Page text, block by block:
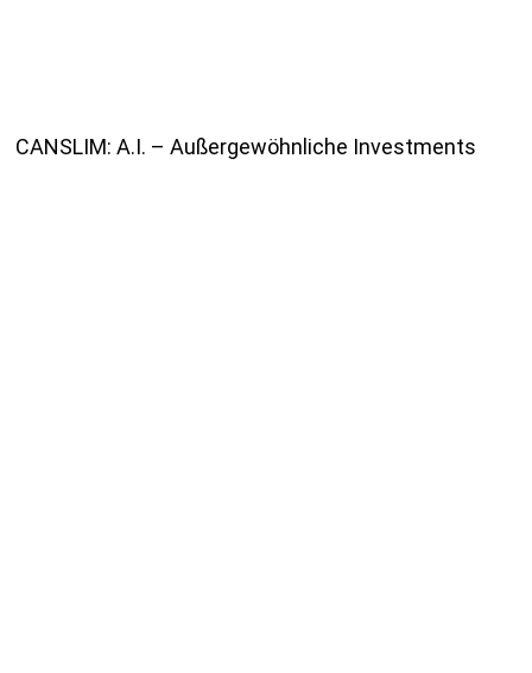
CANSLIM: A.I. – Außergewöhnliche Investments